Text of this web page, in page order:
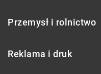
Przemysł i rolnictwo
Reklama i druk